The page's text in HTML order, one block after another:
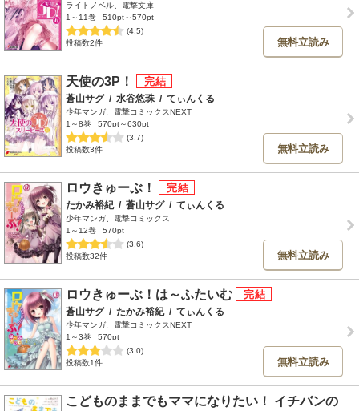
ライトノベル、電撃文庫
1～11巻
510pt～570pt
(4.5)
投稿数2件
無料立読み
天使の3P！
蒼山サグ / 水谷悠珠 / てぃんくる
少年マンガ、電撃コミックスNEXT
1～8巻
570pt～630pt
(3.7)
投稿数3件
無料立読み
ロウきゅーぶ！
たかみ裕紀 / 蒼山サグ / てぃんくる
少年マンガ、電撃コミックス
1～12巻
570pt
(3.6)
投稿数32件
無料立読み
ロウきゅーぶ！は～ふたいむ
蒼山サグ / たかみ裕紀 / てぃんくる
少年マンガ、電撃コミックスNEXT
1～3巻
570pt
(3.0)
投稿数1件
無料立読み
こどものままでもママになりたい！ イチバンの